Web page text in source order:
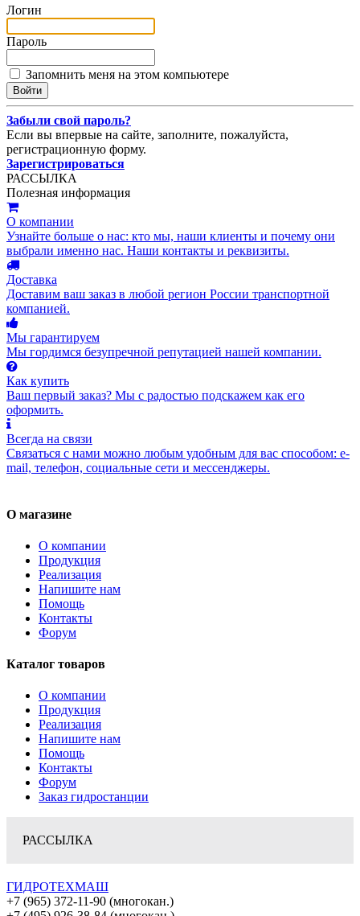
Логин
Пароль
Запомнить меня на этом компьютере
Забыли свой пароль?
Если вы впервые на сайте, заполните, пожалуйста,
регистрационную форму.
Зарегистрироваться
РАССЫЛКА
Полезная информация
О компании
Узнайте больше о нас: кто мы, наши клиенты и почему они
выбрали именно нас. Наши контакты и реквизиты.
Доставка
Доставим ваш заказ в любой регион России транспортной
компанией.
Мы гарантируем
Мы гордимся безупречной репутацией нашей компании.
Как купить
Ваш первый заказ? Мы с радостью подскажем как его
оформить.
Всегда на связи
Связаться с нами можно любым удобным для вас способом: e-
mail, телефон, социальные сети и мессенджеры.
О магазине
О компании
Продукция
Реализация
Напишите нам
Помощь
Контакты
Форум
Каталог товаров
О компании
Продукция
Реализация
Напишите нам
Помощь
Контакты
Форум
Заказ гидростанции
РАССЫЛКА
ГИДРОТЕХМАШ
+7 (965) 372-11-90 (многокан.)